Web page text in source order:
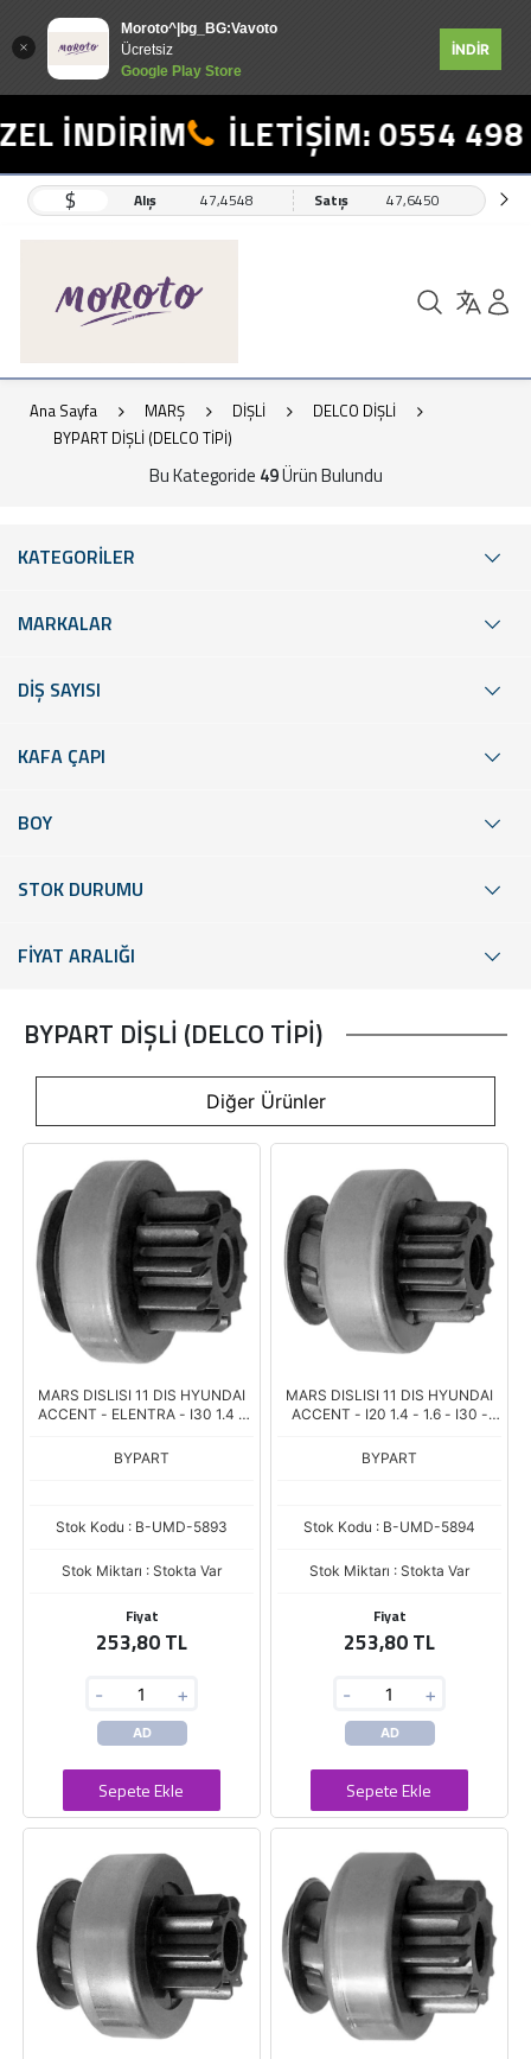
Moroto^|bg_BG:Vavoto
Ücretsiz
Google Play Store
İNDİR
İLETİŞİM: 0554 498 19
$ Alış 47,4548 Satış 47,6450
Ana Sayfa MARŞ DİŞLİ
DELCO DİŞLİ
BYPART DİŞLİ (DELCO TİPİ)
Bu Kategoride 49Ürün Bulundu
KATEGORİLER
MARKALAR
DİŞ SAYISI
KAFA ÇAPI
BOY
STOK DURUMU
FİYAT ARALIĞI
BYPART DİŞLİ (DELCO TİPİ)
Diğer Ürünler
MARS DISLISI 11 DIS HYUNDAI
ACCENT - ELENTRA - I30 1.4 -
SPORTAGE 1.6
BYPART
Stok Kodu : B-UMD-5893
Stok Miktarı : Stokta Var
Fiyat
253,80 TL
- +
AD
Sepete Ekle
MARS DISLISI 11 DIS HYUNDAI
ACCENT - I20 1.4 - 1.6 - I30 -
SOUL 1.6 - RIO 1.4 - 1.6
BYPART
Stok Kodu : B-UMD-5894
Stok Miktarı : Stokta Var
Fiyat
253,80 TL
- +
AD
Sepete Ekle